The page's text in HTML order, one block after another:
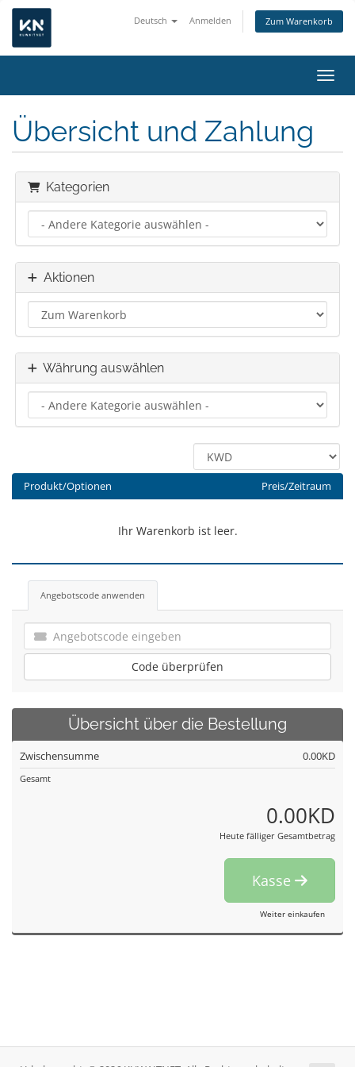
Deutsch Anmelden Zum Warenkorb
Übersicht und Zahlung
Kategorien
Aktionen
Währung auswählen
Produkt/Optionen Preis/Zeitraum
Ihr Warenkorb ist leer.
Angebotscode anwenden
Code überprüfen
Übersicht über die Bestellung
Zwischensumme 0.00KD
Gesamt
0.00KD
Heute fälliger Gesamtbetrag
Kasse
Weiter einkaufen